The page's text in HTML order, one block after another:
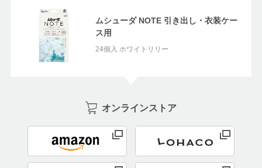
ムシューダ NOTE 引き出し・衣装ケー
ス用
24個入 ホワイトリリー
オンラインストア